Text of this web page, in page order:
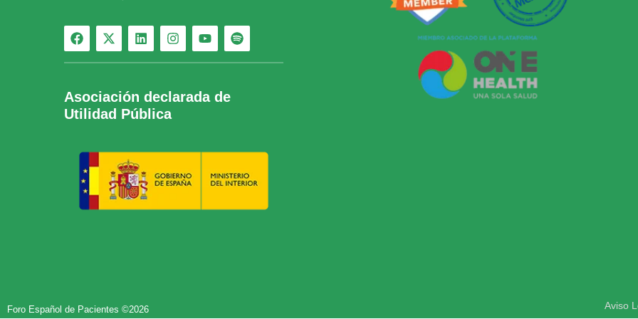
Asociación declarada de
Utilidad Pública
Foro Español de Pacientes ©2026 Aviso